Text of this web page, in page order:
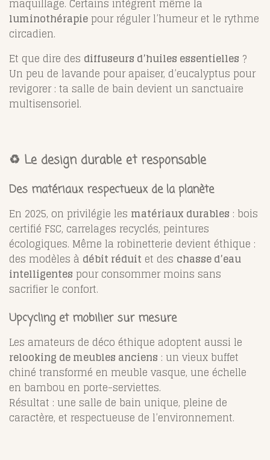
maquillage. Certains intègrent même la
luminothérapie pour réguler l’humeur et le rythme
circadien.
Et que dire des diffuseurs d’huiles essentielles ?
Un peu de lavande pour apaiser, d’eucalyptus pour
revigorer : ta salle de bain devient un sanctuaire
multisensoriel.
♻️ Le design durable et responsable
Des matériaux respectueux de la planète
En 2025, on privilégie les matériaux durables : bois
certifié FSC, carrelages recyclés, peintures
écologiques. Même la robinetterie devient éthique :
des modèles à débit réduit et des chasse d’eau
intelligentes pour consommer moins sans
sacrifier le confort.
Upcycling et mobilier sur mesure
Les amateurs de déco éthique adoptent aussi le
relooking de meubles anciens : un vieux buffet
chiné transformé en meuble vasque, une échelle
en bambou en porte-serviettes.
Résultat : une salle de bain unique, pleine de
caractère, et respectueuse de l’environnement.